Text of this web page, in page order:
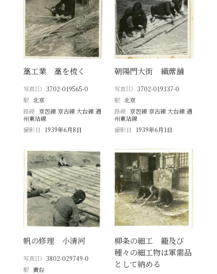
藁工業 藁を梳く
写真ID 3702-019565-0
駅 北京
路線 京包線 京古線 大台線 通
州東站線
撮影日
1939年6月8日
朝陽門大街 織蓆舗
写真ID 3702-019337-0
駅 北京
路線 京包線 京古線 大台線 通
州東站線
撮影日
1939年6月1日
帆の修理 小清河
写真ID 3802-029749-0
駅 黄台
柳条の細工 籠及び
種々の細工物は軍需品
として納める